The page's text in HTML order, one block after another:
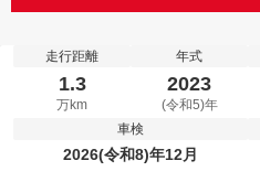
走行距離
1.3
万km
年式
2023
(令和5)年
車検
2026(令和8)年12月